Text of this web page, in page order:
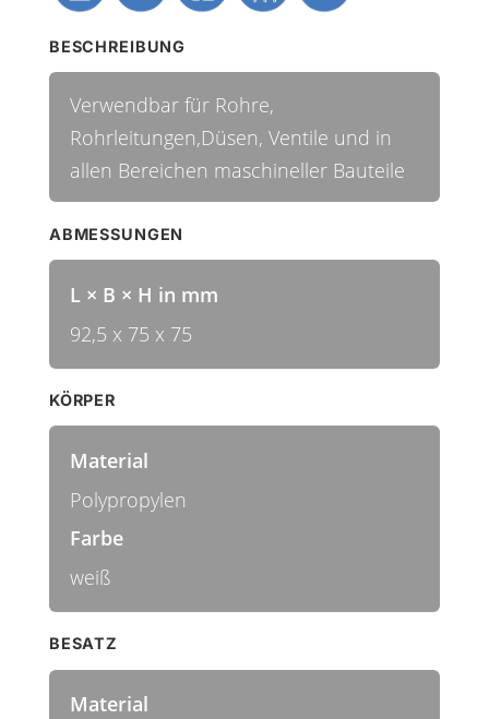
BESCHREIBUNG
Verwendbar für Rohre,
Rohrleitungen,Düsen, Ventile und in
allen Bereichen maschineller Bauteile
ABMESSUNGEN
L × B × H in mm
92,5 x 75 x 75
KÖRPER
Material
Polypropylen
Farbe
weiß
BESATZ
Material